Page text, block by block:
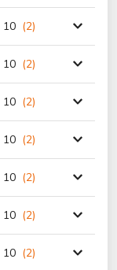
10 (2)
10 (2)
10 (2)
10 (2)
10 (2)
10 (2)
10 (2)